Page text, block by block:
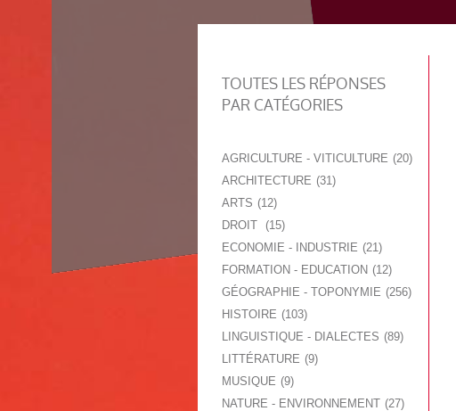
TOUTES LES RÉPONSES
PAR CATÉGORIES
AGRICULTURE - VITICULTURE
20
ARCHITECTURE
31
ARTS
12
DROIT
15
ECONOMIE - INDUSTRIE
21
FORMATION - EDUCATION
12
GÉOGRAPHIE - TOPONYMIE
256
HISTOIRE
103
LINGUISTIQUE - DIALECTES
89
LITTÉRATURE
9
MUSIQUE
9
NATURE - ENVIRONNEMENT 27